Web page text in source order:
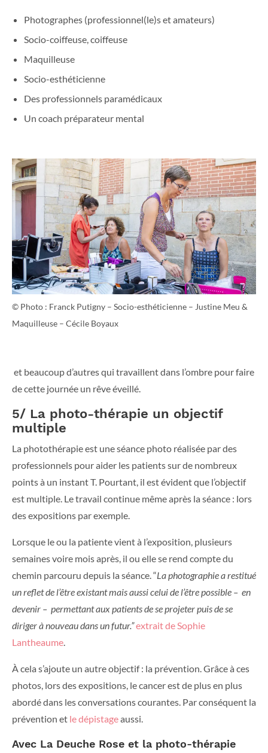
Photographes (professionnel(le)s et amateurs)
Socio-coiffeuse, coiffeuse
Maquilleuse
Socio-esthéticienne
Des professionnels paramédicaux
Un coach préparateur mental
© Photo : Franck Putigny – Socio-esthéticienne – Justine Meu &
Maquilleuse – Cécile Boyaux
et beaucoup d’autres qui travaillent dans l’ombre pour faire
de cette journée un rêve éveillé.
5/ La photo-thérapie un objectif
multiple
La photothérapie est une séance photo réalisée par des
professionnels pour aider les patients sur de nombreux
points à un instant T. Pourtant, il est évident que l’objectif
est multiple. Le travail continue même après la séance : lors
des expositions par exemple.
Lorsque le ou la patiente vient à l’exposition, plusieurs
semaines voire mois après, il ou elle se rend compte du
chemin parcouru depuis la séance. “La photographie a restitué
un reflet de l’être existant mais aussi celui de l’être possible – en
devenir – permettant aux patients de se projeter puis de se
diriger à nouveau dans un futur.”extrait de Sophie
Lantheaume.
À cela s’ajoute un autre objectif : la prévention. Grâce à ces
photos, lors des expositions, le cancer est de plus en plus
abordé dans les conversations courantes. Par conséquent la
prévention et le dépistageaussi.
Avec La Deuche Rose et la photo-thérapie